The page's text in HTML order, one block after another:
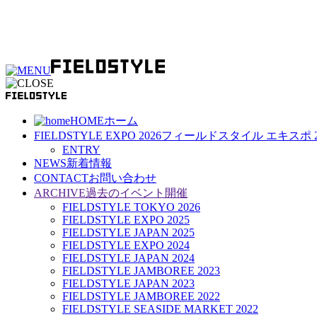
HOMEホーム
FIELDSTYLE EXPO 2026フィールドスタイル エキスポ
ENTRY
NEWS新着情報
CONTACTお問い合わせ
ARCHIVE過去のイベント開催
FIELDSTYLE TOKYO 2026
FIELDSTYLE EXPO 2025
FIELDSTYLE JAPAN 2025
FIELDSTYLE EXPO 2024
FIELDSTYLE JAPAN 2024
FIELDSTYLE JAMBOREE 2023
FIELDSTYLE JAPAN 2023
FIELDSTYLE JAMBOREE 2022
FIELDSTYLE SEASIDE MARKET 2022